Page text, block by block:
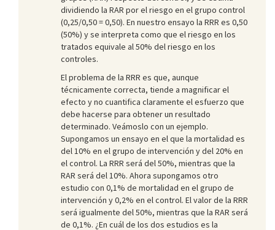
dividiendo la RAR por el riesgo en el grupo control
(0,25/0,50 = 0,50). En nuestro ensayo la RRR es 0,50
(50%) y se interpreta como que el riesgo en los
tratados equivale al 50% del riesgo en los
controles.
El problema de la RRR es que, aunque
técnicamente correcta, tiende a magnificar el
efecto y no cuantifica claramente el esfuerzo que
debe hacerse para obtener un resultado
determinado. Veámoslo con un ejemplo.
Supongamos un ensayo en el que la mortalidad es
del 10% en el grupo de intervención y del 20% en
el control. La RRR será del 50%, mientras que la
RAR será del 10%. Ahora supongamos otro
estudio con 0,1% de mortalidad en el grupo de
intervención y 0,2% en el control. El valor de la RRR
será igualmente del 50%, mientras que la RAR será
de 0,1%. ¿En cuál de los dos estudios es la